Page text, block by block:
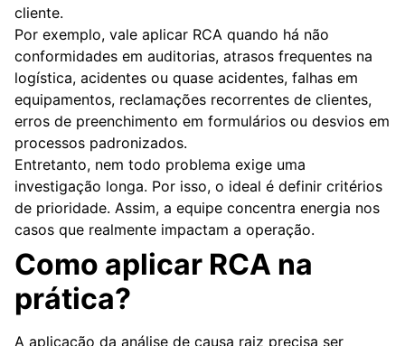
cliente.
Por exemplo, vale aplicar RCA quando há não
conformidades em auditorias, atrasos frequentes na
logística, acidentes ou quase acidentes, falhas em
equipamentos, reclamações recorrentes de clientes,
erros de preenchimento em formulários ou desvios em
processos padronizados.
Entretanto, nem todo problema exige uma
investigação longa. Por isso, o ideal é definir critérios
de prioridade. Assim, a equipe concentra energia nos
casos que realmente impactam a operação.
Como aplicar RCA na
prática?
A aplicação da análise de causa raiz precisa ser